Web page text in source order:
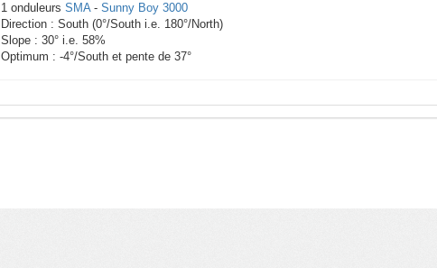
1 onduleurs SMA- Sunny Boy 3000
Direction : South (0°/South i.e. 180°/North)
Slope : 30° i.e. 58%
Optimum : -4°/South et pente de 37°